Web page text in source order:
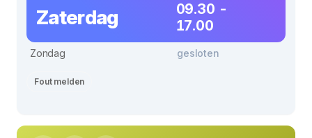
Zaterdag
09.30 -
17.00
Zondag gesloten
Fout melden